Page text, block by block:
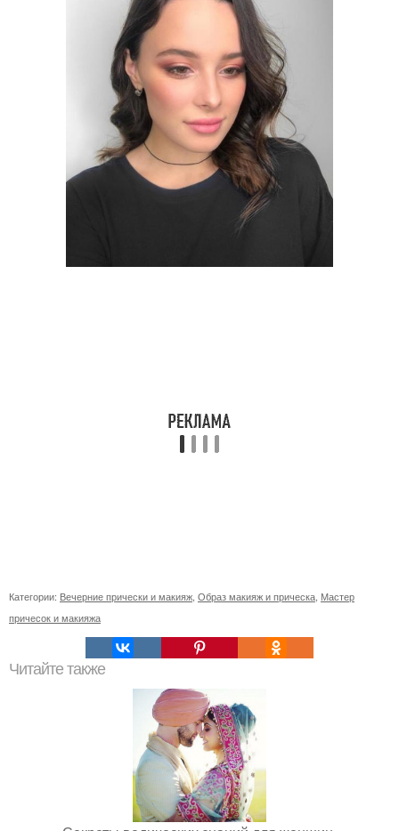
Категории: Вечерние прически и макияж, Образ макияж и прическа, Мастер
причесок и макияжа
Читайте также